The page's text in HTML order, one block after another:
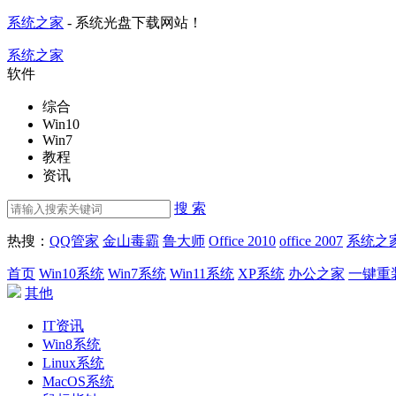
系统之家 - 系统光盘下载网站！
系统之家
软件
综合
Win10
Win7
教程
资讯
搜 索
热搜： QQ管家 金山毒霸 鲁大师 Office 2010 office 2007 系统之
首页 Win10系统 Win7系统 Win11系统 XP系统 办公之家 一键重
其他
IT资讯
Win8系统
Linux系统
MacOS系统